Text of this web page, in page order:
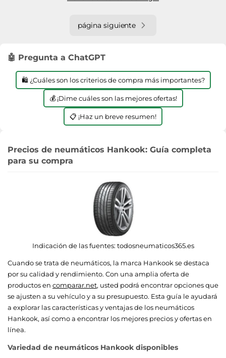
página siguiente
🤖 Pregunta a ChatGPT
🛍️ ¿Cuáles son los criterios de compra más importantes?
💰 ¡Dime cuáles son las mejores ofertas!
📋 ¡Haz un breve resumen!
Precios de neumáticos Hankook: Guía completa
para su compra
Indicación de las fuentes: todosneumaticos365.es
Cuando se trata de neumáticos, la marca Hankook se destaca
por su calidad y rendimiento. Con una amplia oferta de
productos en comparar.net, usted podrá encontrar opciones que
se ajusten a su vehículo y a su presupuesto. Esta guía le ayudará
a explorar las características y ventajas de los neumáticos
Hankook, así como a encontrar los mejores precios y ofertas en
línea.
Variedad de neumáticos Hankook disponibles